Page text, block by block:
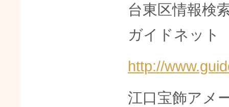
台東区情報検
ガイドネット
http://
江口宝飾アメ